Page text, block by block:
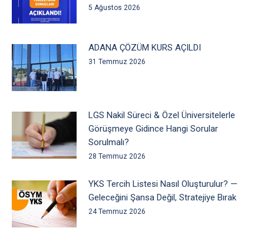
5 Ağustos 2026
ADANA ÇÖZÜM KURS AÇILDI
31 Temmuz 2026
LGS Nakil Süreci & Özel Üniversitelerle
Görüşmeye Gidince Hangi Sorular
Sorulmalı?
28 Temmuz 2026
YKS Tercih Listesi Nasıl Oluşturulur? —
Geleceğini Şansa Değil, Stratejiye Bırak
24 Temmuz 2026